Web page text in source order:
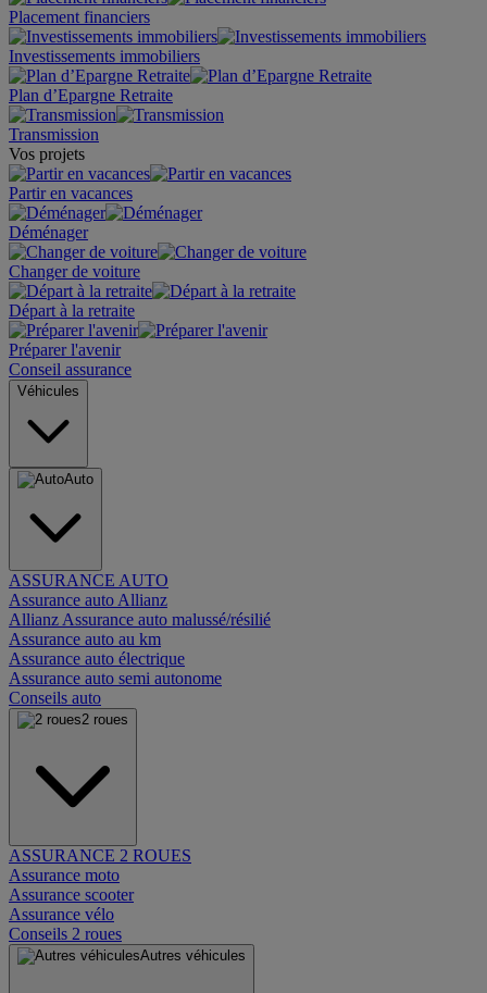
Placement financiers
Investissements immobiliers
Plan d’Epargne Retraite
Transmission
Vos projets
Partir en vacances
Déménager
Changer de voiture
Départ à la retraite
Préparer l'avenir
Conseil assurance
Véhicules
Auto
ASSURANCE AUTO
Assurance auto Allianz
Allianz Assurance auto malussé/résilié
Assurance auto au km
Assurance auto électrique
Assurance auto semi autonome
Conseils auto
2 roues
ASSURANCE 2 ROUES
Assurance moto
Assurance scooter
Assurance vélo
Conseils 2 roues
Autres véhicules